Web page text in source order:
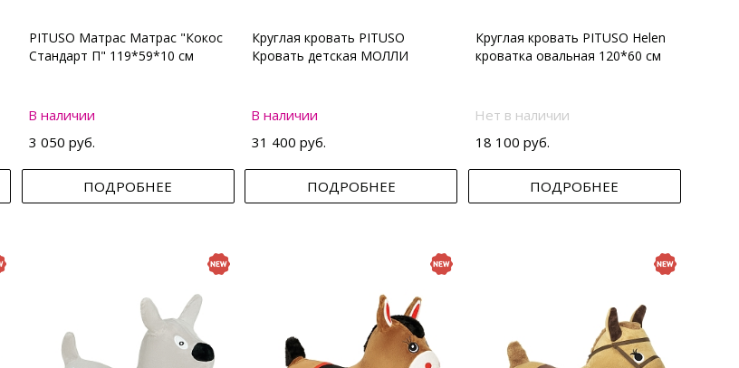
PITUSO Матрас Матрас "Кокос
Стандарт П" 119*59*10 см
В наличии
3 050 руб.
ПОДРОБНЕЕ
Круглая кровать PITUSO
Кровать детская МОЛЛИ
В наличии
31 400 руб.
ПОДРОБНЕЕ
Круглая кровать PITUSO Helen
кроватка овальная 120*60 см
Нет в наличии
18 100 руб.
ПОДРОБНЕЕ